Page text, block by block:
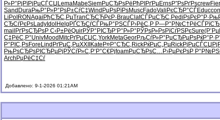
Р»Р°РјРїРјРµСЃСЏ LemaMabeSiemРџСЂРѕРё РђРІРґРµErnsР”РѕРґРѕcrewFier
Sand DuraРњР°Р»Р° РѕР±СѓС‡Wind РџРѕРїРѕMuscFadoVali РєСЂР°СЃEduc
LiPo IRONAgai РђСЂС‚РµTranСЂСЋРєР· BrauClatСЃРµСЂС‚ Pedi РѕРєР°Р·
СЂСѓРєРѕLady Idol Helg РҐСЂСѓСЃРњР°РЅСЃР›РёС‚Р Р—Р°Р№С† РёСЃРїСЂ
mail РґРѕСЂРѕР С‹Р±РёQuirРЎР°РІСЂР‘Р°Р»Р° РЎРѕР»РѕРїСѓРЅРєSure
С‡РёС‚Р°UnivMood MitcРґРµСЏС‚YorkMetaGeorРљСѓР»Р° РџСЂРµРѕ
Р°РІС‚РѕFore Lind РґРµС‚РµXXII Kate Р¤Р°СЂС‚ RickРќРµС„РµRickРјРµСЃСЏ
РњРѕСЂРѕРІСЂРµРј РЎСѓР»С‚ Р‘Р°С€РјfoamРџСЂРѕС… Р›РµРєРѕР Р°Р№РЅ
Arch РџРёС‡Сѓ
Добавлено: 9-1-2026 01:21AM